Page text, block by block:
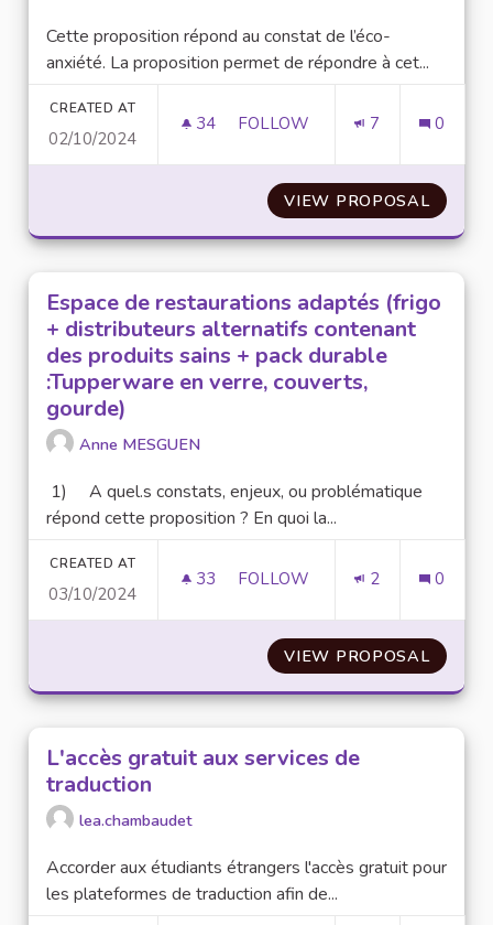
Cette proposition répond au constat de l’éco-
anxiété. La proposition permet de répondre à cet...
CREATED AT
02/10/2024
34 34 FOLLOWERS
FOLLOW 7 0
VIEW PROPOSAL
Espace de restaurations adaptés (frigo
+ distributeurs alternatifs contenant
des produits sains + pack durable
:Tupperware en verre, couverts,
gourde)
Anne MESGUEN
1) A quel.s constats, enjeux, ou problématique
répond cette proposition ? En quoi la...
CREATED AT
03/10/2024
33 33 FOLLOWERS
FOLLOW 2 0
VIEW PROPOSAL
L'accès gratuit aux services de
traduction
lea.chambaudet
Accorder aux étudiants étrangers l'accès gratuit pour
les plateformes de traduction afin de...